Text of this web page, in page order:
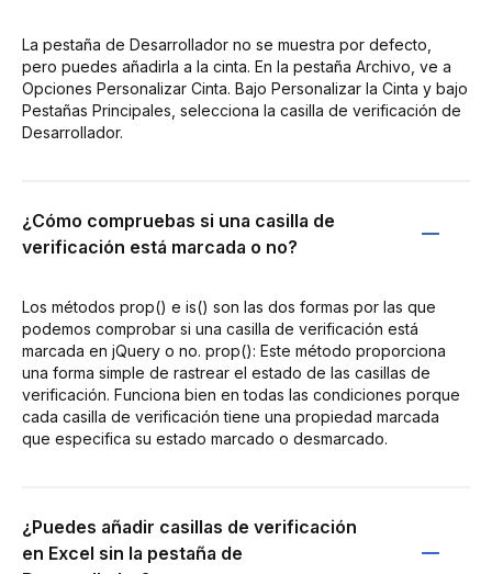
La pestaña de Desarrollador no se muestra por defecto,
pero puedes añadirla a la cinta. En la pestaña Archivo, ve a
Opciones Personalizar Cinta. Bajo Personalizar la Cinta y bajo
Pestañas Principales, selecciona la casilla de verificación de
Desarrollador.
¿Cómo compruebas si una casilla de
verificación está marcada o no?
Los métodos prop() e is() son las dos formas por las que
podemos comprobar si una casilla de verificación está
marcada en jQuery o no. prop(): Este método proporciona
una forma simple de rastrear el estado de las casillas de
verificación. Funciona bien en todas las condiciones porque
cada casilla de verificación tiene una propiedad marcada
que especifica su estado marcado o desmarcado.
¿Puedes añadir casillas de verificación
en Excel sin la pestaña de